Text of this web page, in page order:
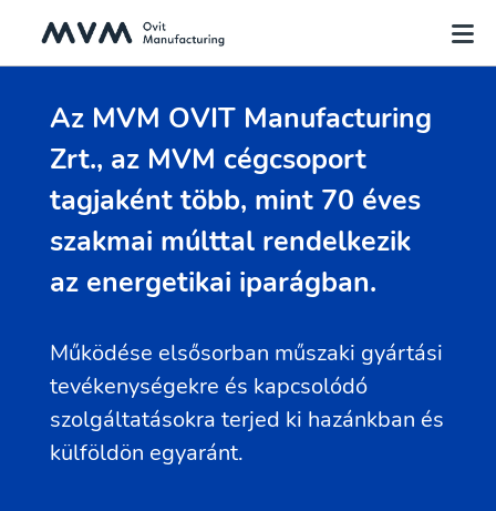
Az MVM OVIT Manufacturing
Zrt., az MVM cégcsoport
tagjaként több, mint 70 éves
szakmai múlttal rendelkezik
az energetikai iparágban.
Működése elsősorban műszaki gyártási
tevékenységekre és kapcsolódó
szolgáltatásokra terjed ki hazánkban és
külföldön egyaránt.